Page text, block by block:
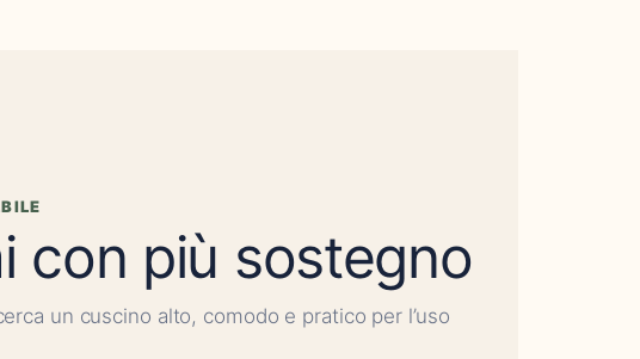
con più sostegno
un cuscino alto, comodo e pratico per l’uso